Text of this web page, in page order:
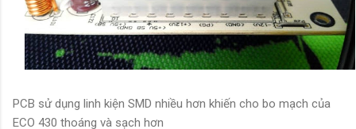
PCB sử dụng linh kiện SMD nhiều hơn khiến cho bo mạch của
ECO 430 thoáng và sạch hơn